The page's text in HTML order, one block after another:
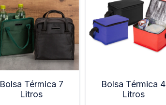
Bolsa Térmica 7
Litros
Bolsa Térmica 4
Litros